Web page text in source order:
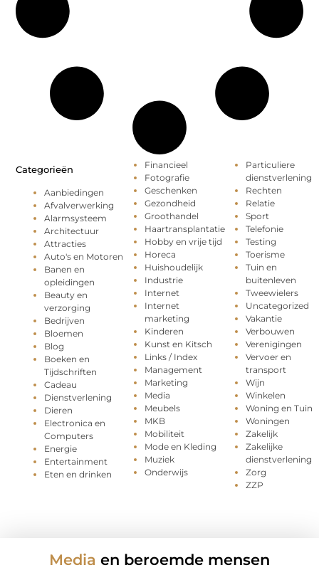
Categorieën
Aanbiedingen
Afvalverwerking
Alarmsysteem
Architectuur
Attracties
Auto's en Motoren
Banen en
opleidingen
Beauty en
verzorging
Bedrijven
Bloemen
Blog
Boeken en
Tijdschriften
Cadeau
Dienstverlening
Dieren
Electronica en
Computers
Energie
Entertainment
Eten en drinken
Financieel
Fotografie
Geschenken
Gezondheid
Groothandel
Haartransplantatie
Hobby en vrije tijd
Horeca
Huishoudelijk
Industrie
Internet
Internet
marketing
Kinderen
Kunst en Kitsch
Links / Index
Management
Marketing
Media
Meubels
MKB
Mobiliteit
Mode en Kleding
Muziek
Onderwijs
Particuliere
dienstverlening
Rechten
Relatie
Sport
Telefonie
Testing
Toerisme
Tuin en
buitenleven
Tweewielers
Uncategorized
Vakantie
Verbouwen
Verenigingen
Vervoer en
transport
Wijn
Winkelen
Woning en Tuin
Woningen
Zakelijk
Zakelijke
dienstverlening
Zorg
ZZP
Media en beroemde mensen